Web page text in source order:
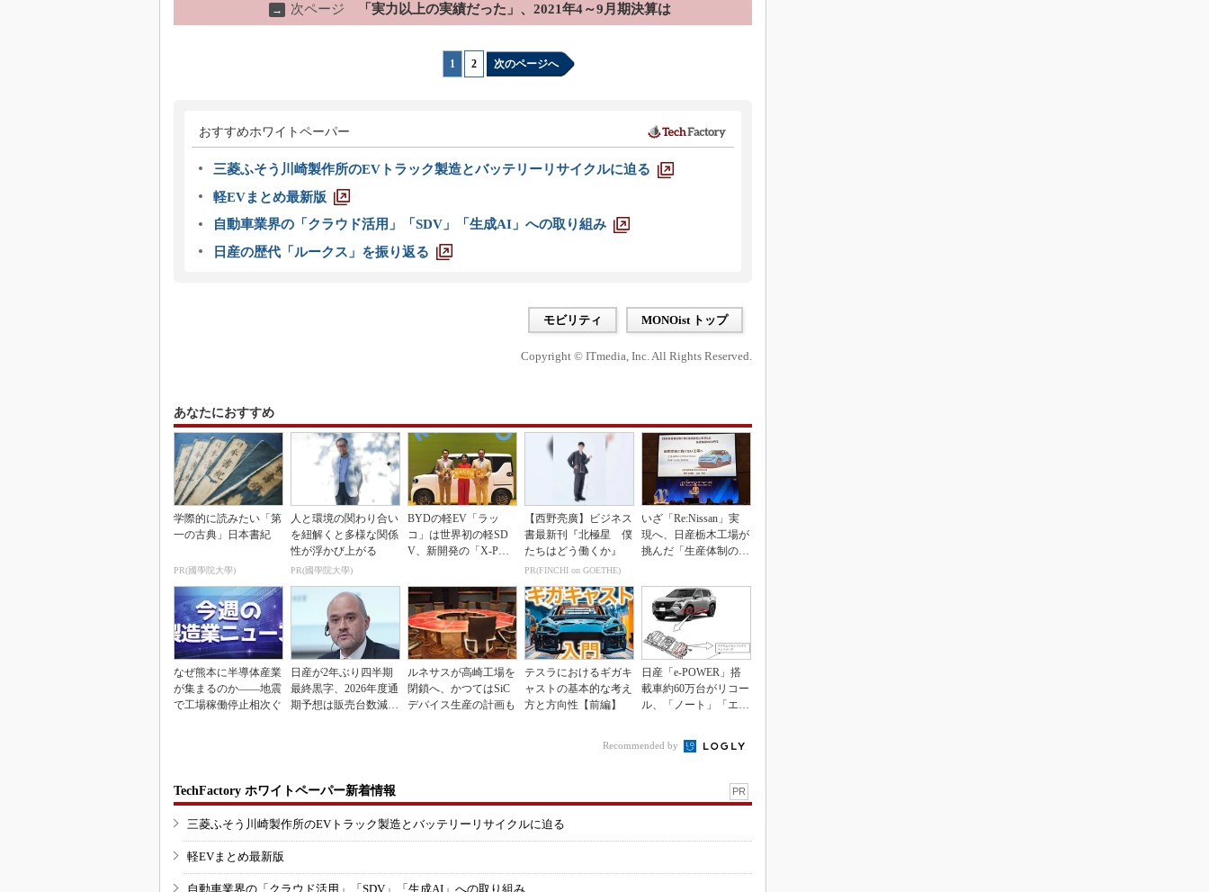
→ 次ページ 「実力以上の実績だった」、2021年4～9月期決算は
1 2 次のページへ
おすすめホワイトペーパー
三菱ふそう川崎製作所のEVトラック製造とバッテリーリサイクルに迫る
軽EVまとめ最新版
自動車業界の「クラウド活用」「SDV」「生成AI」への取り組み
日産の歴代「ルークス」を振り返る
モビリティ MONOist トップ
Copyright © ITmedia, Inc. All Rights Reserved.
あなたにおすすめ
学際的に読みたい「第
一の古典」日本書紀
PR(國學院大學)
人と環境の関わり合い
を紐解くと多様な関係
性が浮かび上がる
PR(國學院大學)
BYDの軽EV「ラッ
コ」は世界初の軽SD
V、新開発の「X-PAC
【西野亮廣】ビジネス
書最新刊『北極星 僕
たちはどう働くか』
PR(FINCHI on GOETHE)
いざ「Re:Nissan」実
現へ、日産栃木工場が
挑んだ「生産体制の比
なぜ熊本に半導体産業
が集まるのか――地震
で工場稼働停止相次ぐ
日産が2年ぶり四半期
最終黒字、2026年度通
期予想は販売台数減も
ルネサスが高崎工場を
閉鎖へ、かつてはSiC
デバイス生産の計画も
テスラにおけるギガキ
ャストの基本的な考え
方と方向性【前編】
日産「e-POWER」搭
載車約60万台がリコー
ル、「ノート」「エク
Recommended by
TechFactory ホワイトペーパー新着情報 PR
三菱ふそう川崎製作所のEVトラック製造とバッテリーリサイクルに迫る
軽EVまとめ最新版
自動車業界の「クラウド活用」「SDV」「生成AI」への取り組み